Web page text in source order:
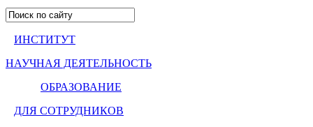
ИНСТИТУТ
НАУЧНАЯ ДЕЯТЕЛЬНОСТЬ
ОБРАЗОВАНИЕ
ДЛЯ СОТРУДНИКОВ